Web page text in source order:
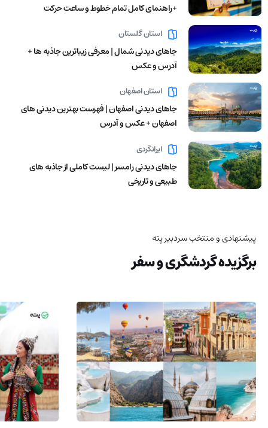
+راهنمای کامل تمام خطوط و ساعت حرکت
استان گلستان
جاهای دیدنی شمال | معرفی زیباترین جاذبه ها +
آدرس و عکس
استان اصفهان
جاهای دیدنی اصفهان | فهرست بهترین دیدنی های
اصفهان + عکس و آدرس
ایرانگردی
جاهای دیدنی رامسر | لیست کاملی از جاذبه های
طبیعی و تاریخی
پیشنهادی و منتخب سردبیر پته
برگزیده گردشگری و سفر